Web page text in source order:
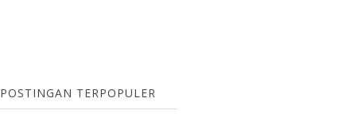
POSTINGAN TERPOPULER